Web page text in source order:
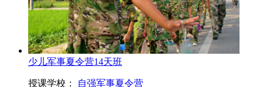
少儿军事夏令营14天班
授课学校： 自强军事夏令营